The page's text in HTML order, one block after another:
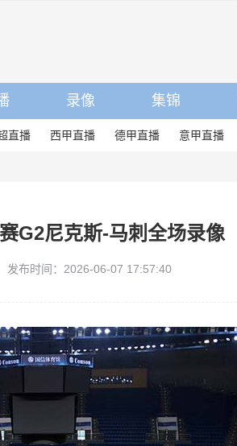
录像 集锦
直播 西甲直播 德甲直播 意甲直播
G2尼克斯-马刺全场录像
发布时间：2026-06-07 17:57:40